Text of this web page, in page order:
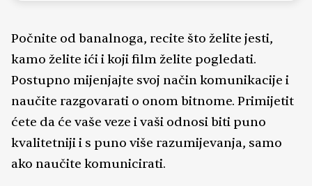
Umjesto toga, dopustite mi da budem
osoba koja će prenijeti sve poruke i savjete
koje za vas imaju karte.
Počnite od banalnoga, recite što želite jesti,
kamo želite ići i koji film želite pogledati.
Postupno mijenjajte svoj način komunikacije i
naučite razgovarati o onom bitnome. Primijetit
ćete da će vaše veze i vaši odnosi biti puno
kvalitetniji i s puno više razumijevanja, samo
ako naučite komunicirati.